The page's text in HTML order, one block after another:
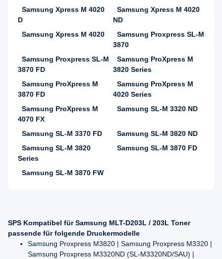
Samsung Xpress M 4020
D
Samsung Xpress M 4020
ND
Samsung Xpress M 4020
Samsung Proxpress SL-M
3870
Samsung Proxpress SL-M
3870 FD
Samsung ProXpress M
3820 Series
Samsung ProXpress M
3870 FD
Samsung ProXpress M
4020 Series
Samsung ProXpress M
4070 FX
Samsung SL-M 3320 ND
Samsung SL-M 3370 FD
Samsung SL-M 3820 ND
Samsung SL-M 3820
Series
Samsung SL-M 3870 FD
Samsung SL-M 3870 FW
SPS Kompatibel für Samsung MLT-D203L / 203L Toner
passende für folgende Druckermodelle
Samsung Proxpress M3820 | Samsung Proxpress M3320 |
Samsung Proxpress M3320ND (SL-M3320ND/SAU) |